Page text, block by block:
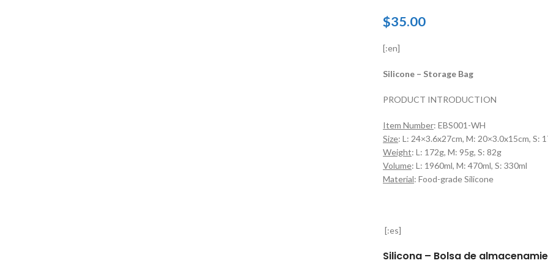
$35.00
[:en]
Silicone – Storage Bag
PRODUCT INTRODUCTION
Item Number: EBS001-WH
Size: L: 24×3.6x27cm, M: 20×3.0x15cm, S:
Weight: L: 172g, M: 95g, S: 82g
Volume: L: 1960ml, M: 470ml, S: 330ml
Material: Food-grade Silicone
[:es]
Silicona – Bolsa de